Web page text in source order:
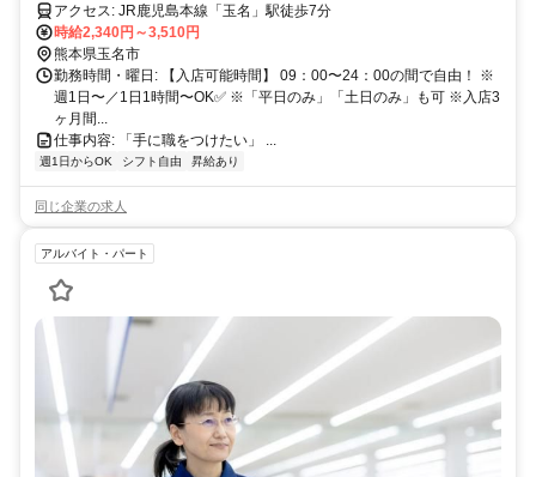
県玉名市中】アクセス: JR鹿児島本線「玉名」駅徒歩7分
時給2,340円～3,510円
熊本県玉名市
勤務時間・曜日: 【入店可能時間】 09：00〜24：00の間で自由！ ※
週1日〜／1日1時間〜OK✅ ※「平日のみ」「土日のみ」も可 ※入店3
ヶ月間...
仕事内容: 「手に職をつけたい」 ...
週1日からOK シフト自由 昇給あり
同じ企業の求人
アルバイト・パート